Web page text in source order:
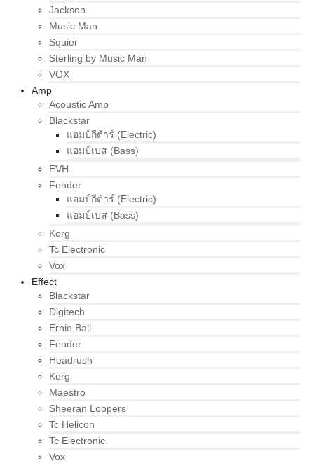
Jackson
Music Man
Squier
Sterling by Music Man
VOX
Amp
Acoustic Amp
Blackstar
แอมป์กีต้าร์ (Electric)
แอมป์เบส (Bass)
EVH
Fender
แอมป์กีต้าร์ (Electric)
แอมป์เบส (Bass)
Korg
Tc Electronic
Vox
Effect
Blackstar
Digitech
Ernie Ball
Fender
Headrush
Korg
Maestro
Sheeran Loopers
Tc Helicon
Tc Electronic
Vox